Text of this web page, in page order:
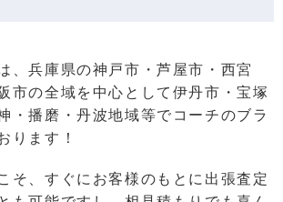
、兵庫県の神戸市・芦屋市・西宮
市の全域を中心として伊丹市・宝塚
・播磨・丹波地域等でコーチのブラ
ります！
そ、すぐにお客様のもとに出張査定